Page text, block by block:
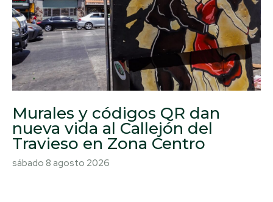
Murales y códigos QR dan
nueva vida al Callejón del
Travieso en Zona Centro
sábado 8 agosto 2026